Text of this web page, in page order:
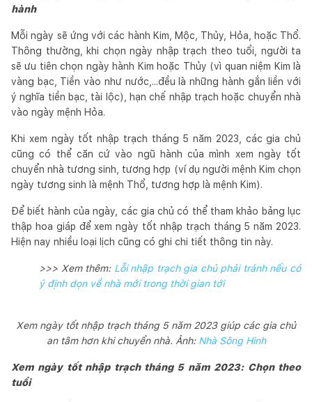
hành
Mỗi ngày sẽ ứng với các hành Kim, Mộc, Thủy, Hỏa, hoặc Thổ.
Thông thường, khi chọn ngày nhập trạch theo tuổi, người ta
sẽ ưu tiên chọn ngày hành Kim hoặc Thủy (vì quan niệm Kim là
vàng bạc, Tiền vào như nước,...đều là những hành gắn liền với
ý nghĩa tiền bạc, tài lộc), hạn chế nhập trạch hoặc chuyển nhà
vào ngày mệnh Hỏa.
Khi xem ngày tốt nhập trạch tháng 5 năm 2023, các gia chủ
cũng có thể căn cứ vào ngũ hành của mình xem ngày tốt
chuyển nhà tương sinh, tương hợp (ví dụ người mệnh Kim chọn
ngày tương sinh là mệnh Thổ, tương hợp là mệnh Kim).
Để biết hành của ngày, các gia chủ có thể tham khảo bảng lục
thập hoa giáp để xem ngày tốt nhập trạch tháng 5 năm 2023.
Hiện nay nhiều loại lịch cũng có ghi chi tiết thông tin này.
>>> Xem thêm: Lỗi nhập trạch gia chủ phải tránh nếu có
ý định dọn về nhà mới trong thời gian tới
Xem ngày tốt nhập trạch tháng 5 năm 2023 giúp các gia chủ
an tâm hơn khi chuyển nhà. Ảnh: Nhà Sông Hinh
Xem ngày tốt nhập trạch tháng 5 năm 2023: Chọn theo
tuổi